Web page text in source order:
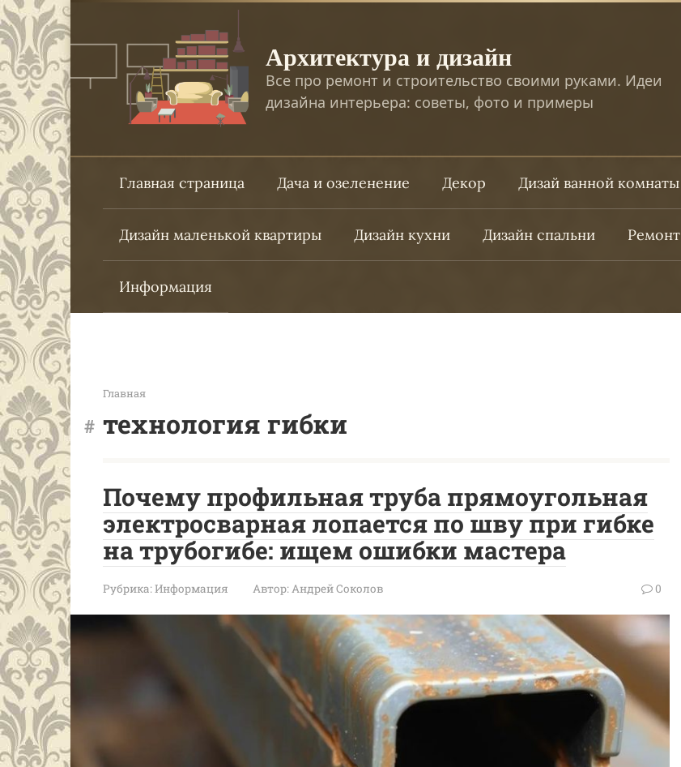
Перейти
к
контенту
Архитектура и дизайн
Все про ремонт и строительство своими руками. Идеи
дизайна интерьера: советы, фото и примеры
Главная страница Дача и озеленение Декор Дизай ванной комнаты
Дизайн маленькой квартиры Дизайн кухни Дизайн спальни Ремонт
Информация
Главная
технология гибки
Почему профильная труба прямоугольная
электросварная лопается по шву при гибке
на трубогибе: ищем ошибки мастера
Рубрика:Информация Автор:Андрей Соколов 0